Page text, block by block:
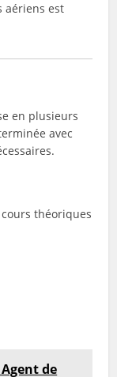
aériens est
en plusieurs
avec
théoriques
de